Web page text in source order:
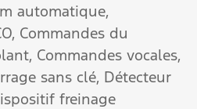
automatique,
Commandes du
Commandes vocales,
sans clé, Détecteur
freinage